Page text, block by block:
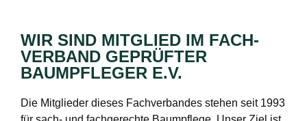
WIR SIND MITGLIED IM FACH­
VERBAND GEPRÜFTER
BAUMPFLEGER E.V.
Die Mitglieder dieses Fachverbandes stehen seit 1993